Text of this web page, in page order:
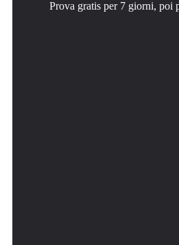
Prova gratis per 7 giorni, poi